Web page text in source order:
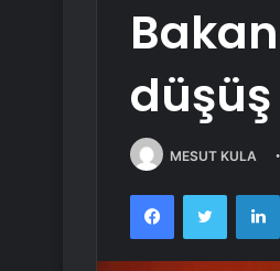
MESUT KULA
FacebookTwitter